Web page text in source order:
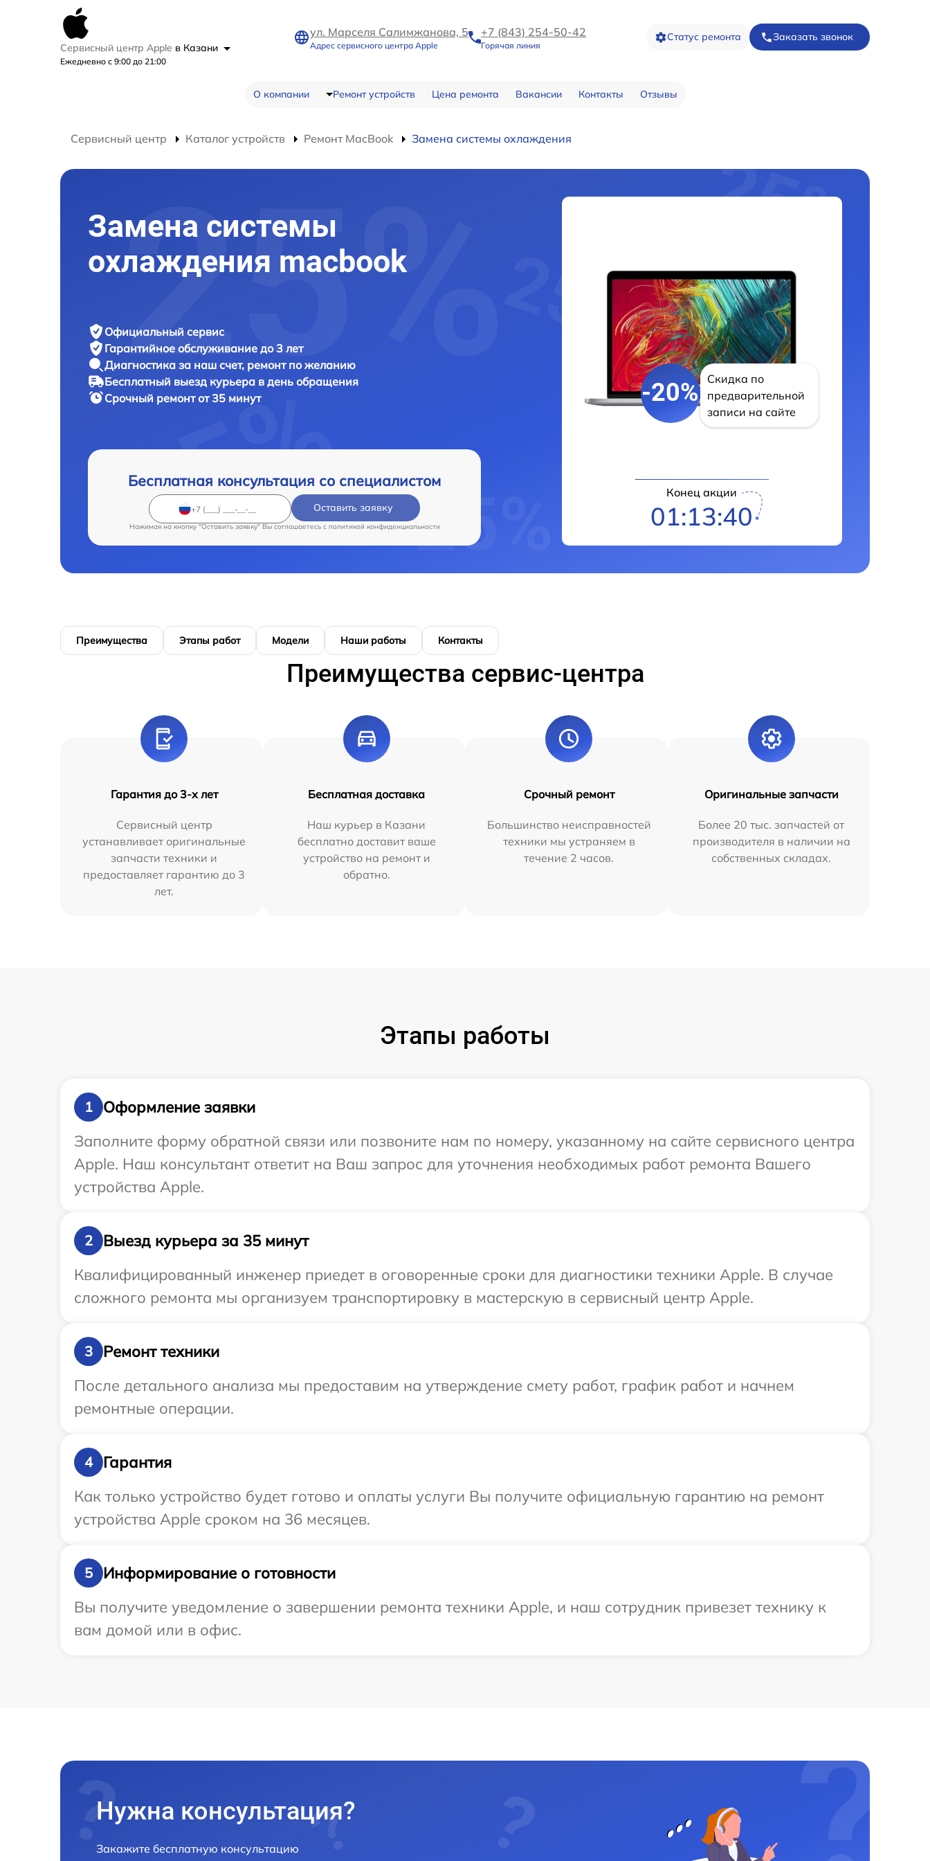
Сервисный центр Apple в Казани
Ежедневно с 9:00 до 21:00
ул. Марселя Салимжанова, 5
Адрес сервисного центра Apple
+7 (843) 254-50-42
Горячая линия
Статус ремонта Заказать звонок
О компании Ремонт устройств Цена ремонта Вакансии Контакты Отзывы
Сервисный центр Каталог устройств Ремонт MacBook Замена системы охлаждения
Замена системы
охлаждения macbook
Официальный сервис
Гарантийное обслуживание до 3 лет
Диагностика за наш счет, ремонт по желанию
Бесплатный выезд курьера в день обращения
Срочный ремонтот 35 минут
Бесплатная консультация со специалистом
Оставить заявку
Нажимая на кнопку "Оставить заявку" Вы соглашаетесь c политикой конфиденциальности
-20%
Скидка по
предварительной
записи на сайте
Конец акции
01:13:39
Преимущества Этапы работ Модели Наши работы Контакты
Преимущества сервис-центра
Гарантия до 3-х лет
Сервисный центр
устанавливает оригинальные
запчасти техники и
предоставляет гарантию до 3
лет.
Бесплатная доставка
Наш курьер в Казани
бесплатно доставит ваше
устройство на ремонт и
обратно.
Срочный ремонт
Большинство неисправностей
техники мы устраняем в
течение 2 часов.
Оригинальные запчасти
Более 20 тыс. запчастей от
производителя в наличии на
собственных складах.
Этапы работы
1
Оформление заявки
Заполните форму обратной связи или позвоните нам по номеру, указанному на сайте сервисного центра
Apple. Наш консультант ответит на Ваш запрос для уточнения необходимых работ ремонта Вашего
устройства Apple.
2
Выезд курьера за 35 минут
Квалифицированный инженер приедет в оговоренные сроки для диагностики техники Apple. В случае
сложного ремонта мы организуем транспортировку в мастерскую в сервисный центр Apple.
3
Ремонт техники
После детального анализа мы предоставим на утверждение смету работ, график работ и начнем
ремонтные операции.
4
Гарантия
Как только устройство будет готово и оплаты услуги Вы получите официальную гарантию на ремонт
устройства Apple сроком на 36 месяцев.
5
Информирование о готовности
Вы получите уведомление о завершении ремонта техники Apple, и наш сотрудник привезет технику к
вам домой или в офис.
Нужна консультация?
Закажите бесплатную консультацию